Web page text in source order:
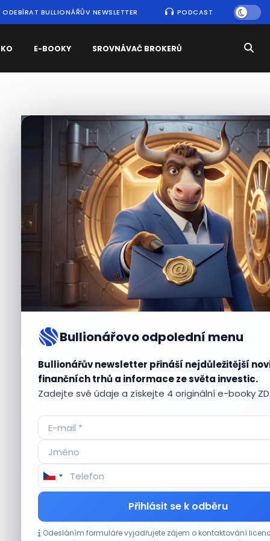
ODEBÍRAT BULLIONÁŘŮV NEWSLETTER PODCAST
E-BOOKY SROVNÁVAČ BROKERŮ
Bullionářovo odpolední menu
Bullionářův newsletter přináší nejdůležitější
finančních trhů a informace ze světa investic.
Zadejte své údaje a získejte 4 originální e-booky
Přihlásit se k odběru
Odesláním formuláře vyjadřujete zájem o kontaktování
Nejčtenějšízprávy
Aktuálnípříležitosti
Tesla míří na obrovský trh samořiditelných